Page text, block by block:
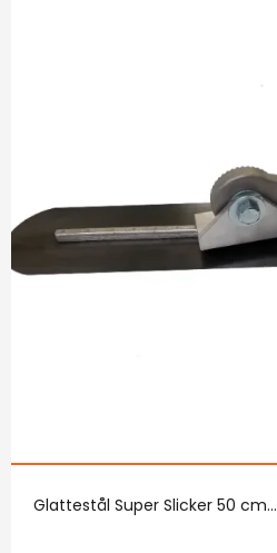
Glattestål Super Slicker 50 cm...